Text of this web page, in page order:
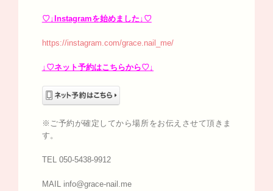
♡↓Instagramを始めました↓♡
https://instagram.com/grace.nail_me/
↓♡ネット予約はこちらから♡↓
※ご予約が確定してから場所をお伝えさせて頂きま
す。
TEL 050-5438-9912
MAIL info@grace-nail.me